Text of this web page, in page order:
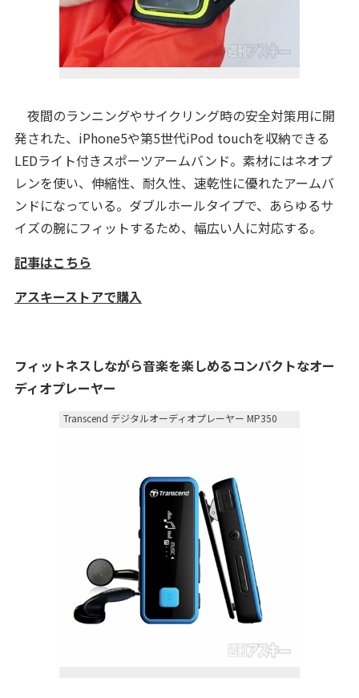
夜間のランニングやサイクリング時の安全対策用に開
発された、iPhone5や第5世代iPod touchを収納できる
LEDライト付きスポーツアームバンド。素材にはネオプ
レンを使い、伸縮性、耐久性、速乾性に優れたアームバ
ンドになっている。ダブルホールタイプで、あらゆるサ
イズの腕にフィットするため、幅広い人に対応する。
記事はこちら
アスキーストアで購入
フィットネスしながら音楽を楽しめるコンパクトなオー
ディオプレーヤー
Transcend デジタルオーディオプレーヤー MP350